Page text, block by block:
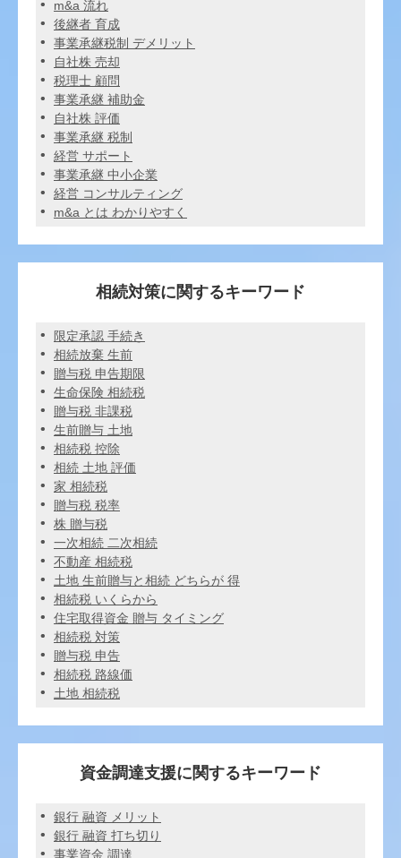
m&a 流れ
後継者 育成
事業承継税制 デメリット
自社株 売却
税理士 顧問
事業承継 補助金
自社株 評価
事業承継 税制
経営 サポート
事業承継 中小企業
経営 コンサルティング
m&a とは わかりやすく
相続対策に関するキーワード
限定承認 手続き
相続放棄 生前
贈与税 申告期限
生命保険 相続税
贈与税 非課税
生前贈与 土地
相続税 控除
相続 土地 評価
家 相続税
贈与税 税率
株 贈与税
一次相続 二次相続
不動産 相続税
土地 生前贈与と相続 どちらが 得
相続税 いくらから
住宅取得資金 贈与 タイミング
相続税 対策
贈与税 申告
相続税 路線価
土地 相続税
資金調達支援に関するキーワード
銀行 融資 メリット
銀行 融資 打ち切り
事業資金 調達